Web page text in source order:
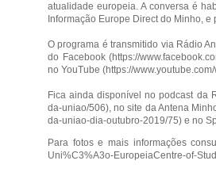
atualidade europeia. A conversa é
Informação Europe Direct do Minho,
O programa é transmitido via Rádio
do Facebook (https://
no YouTube (https://
Fica ainda disponível no podcast da
da-uniao/506), no site da Antena
da-uniao-dia-outubro-2019/75) e no
Para fotos e mais informações
Uni%C3%A3o-EuropeiaCentre-of-